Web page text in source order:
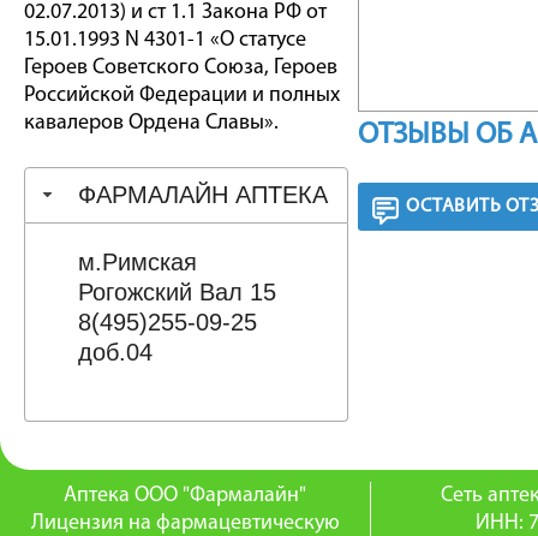
02.07.2013) и ст 1.1 Закона РФ от
15.01.1993 N 4301-1 «О статусе
Героев Советского Союза, Героев
Российской Федерации и полных
кавалеров Ордена Славы».
ФАРМАЛАЙН АПТЕКА
м.Римская
Рогожский Вал 15
8(495)255-09-25
доб.04
ОТЗЫВЫ ОБ
ОСТАВИТЬ
Аптека ООО "Фармалайн"
Лицензия на фармацевтическую
Сеть
ИНН: